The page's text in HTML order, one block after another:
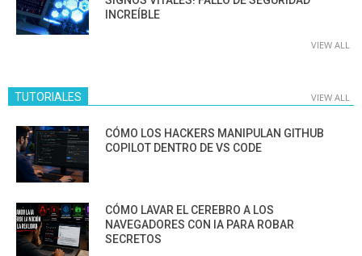
INCREÍBLE
VIEW ALL
TUTORIALES VIEW ALL
CÓMO LOS HACKERS MANIPULAN GITHUB
COPILOT DENTRO DE VS CODE
CÓMO LAVAR EL CEREBRO A LOS
NAVEGADORES CON IA PARA ROBAR
SECRETOS